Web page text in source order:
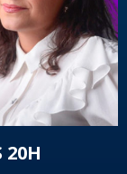
20H